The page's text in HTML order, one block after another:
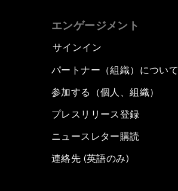
エンゲージメント
サインイン
パートナー（組織）について
参加する（個人、組織）
プレスリリース登録
ニュースレター購読
連絡先 (英語のみ)